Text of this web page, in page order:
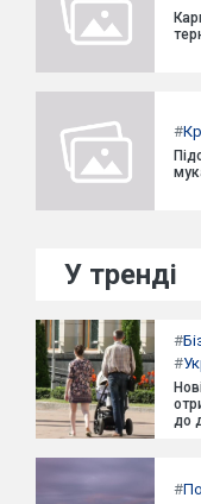
#
У тренді
#
#
до
#